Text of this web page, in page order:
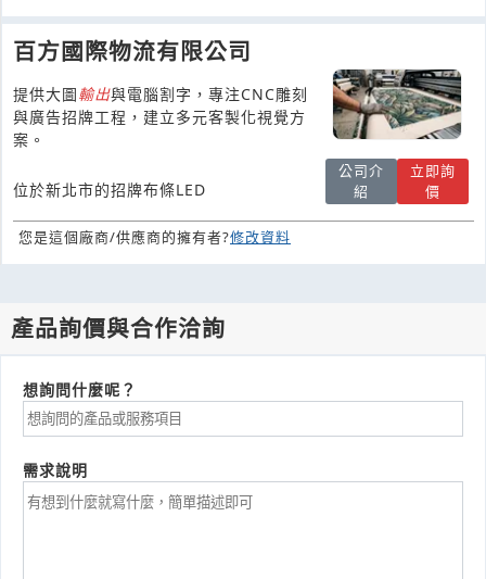
百方國際物流有限公司
提供大圖輸出與電腦割字，專注CNC雕刻
與廣告招牌工程，建立多元客製化視覺方
案。
位於新北市的招牌布條LED
公司介
紹
立即詢
價
您是這個廠商/供應商的擁有者?修改資料
產品詢價與合作洽詢
想詢問什麼呢？
需求說明